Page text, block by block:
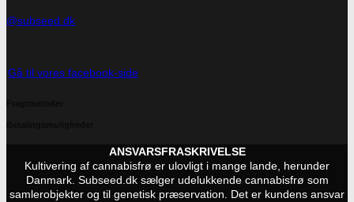
@subseed.dk
Gå til vores facebook-side
ANSVARSFRASKRIVELSE
Kultivering af cannabisfrø er ulovligt i mange lande, herunder
Danmark. Subseed.dk sælger udelukkende cannabisfrø som
samlerobjekter og til genetisk præservation. Det er kundens ansvar